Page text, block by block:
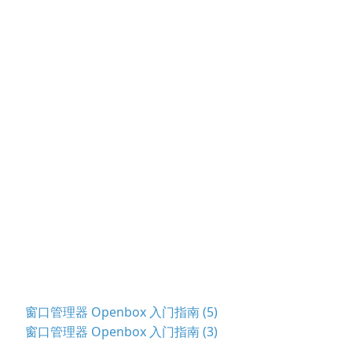
窗口管理器 Openbox 入门指南 (5)
窗口管理器 Openbox 入门指南 (3)